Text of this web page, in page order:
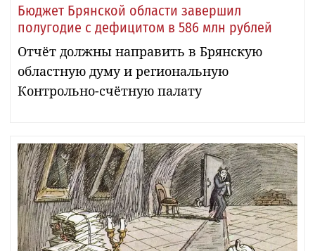
Бюджет Брянской области завершил
полугодие с дефицитом в 586 млн рублей
Отчёт должны направить в Брянскую
областную думу и региональную
Контрольно-счётную палату